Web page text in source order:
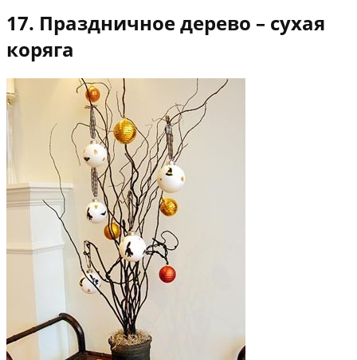
17. Праздничное дерево – сухая
коряга